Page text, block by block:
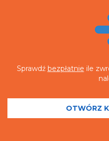
Sprawdź bezpłatnie ile
OTWÓRZ